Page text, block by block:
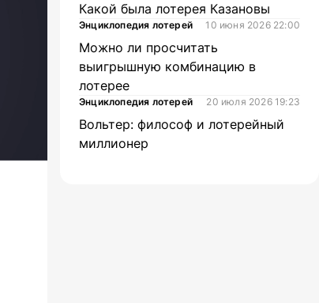
Какой была лотерея Казановы
Энциклопедия лотерей 10 июня 2026 22:00
Можно ли просчитать
выигрышную комбинацию в
лотерее
Энциклопедия лотерей 20 июля 2026 19:23
Вольтер: философ и лотерейный
миллионер